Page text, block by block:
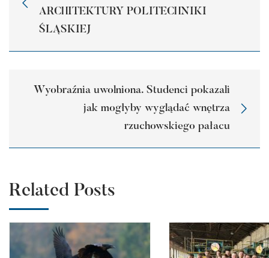
ARCHITEKTURY POLITECHNIKI
ŚLĄSKIEJ
Wyobraźnia uwolniona. Studenci pokazali
jak mogłyby wyglądać wnętrza
rzuchowskiego pałacu
Related Posts